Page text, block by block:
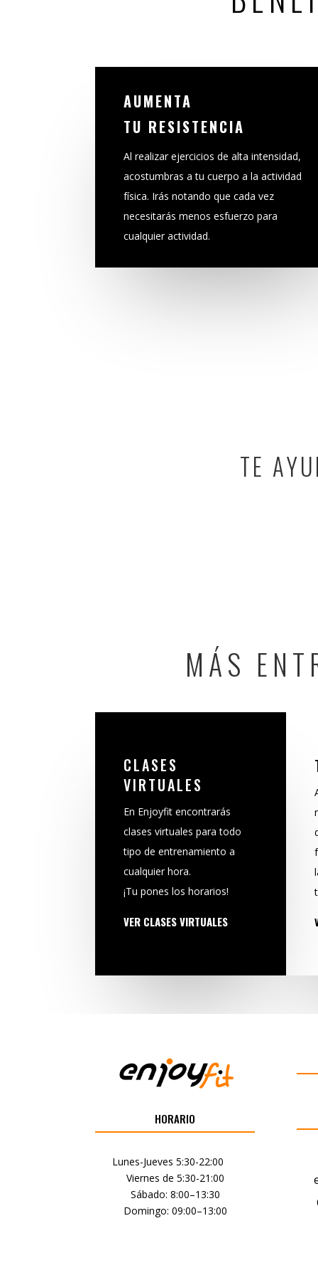
AUMENTA
TU RESISTENCIA
Al realizar ejercicios de alta intensidad,
acostumbras a tu cuerpo a la actividad
física. Irás notando que cada vez
necesitarás menos esfuerzo para
cualquier actividad.
TE
MÁS
CLASES
VIRTUALES
En Enjoyfit encontrarás
clases virtuales para todo
tipo de entrenamiento a
cualquier hora.
¡Tu pones los horarios!
VER CLASES VIRTUALES
HORARIO
Lunes-Jueves 5:30-22:00
Viernes de 5:30-21:00
Sábado: 8:00–13:30
Domingo: 09:00–13:00